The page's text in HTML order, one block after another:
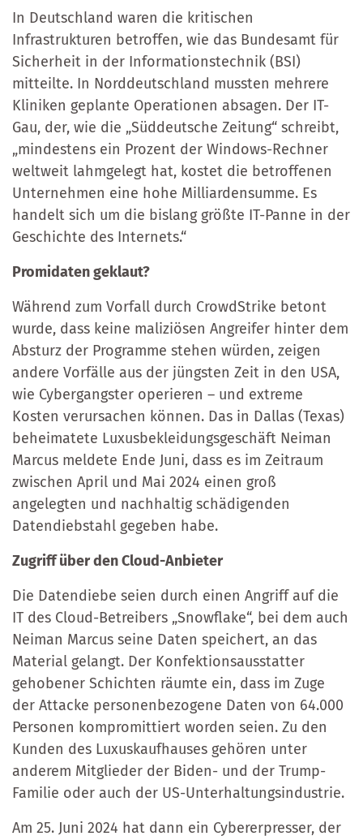
In Deutschland waren die kritischen
Infrastrukturen betroffen, wie das Bundesamt für
Sicherheit in der Informationstechnik (BSI)
mitteilte. In Norddeutschland mussten mehrere
Kliniken geplante Operationen absagen. Der IT-
Gau, der, wie die „Süddeutsche Zeitung“ schreibt,
„mindestens ein Prozent der Windows-Rechner
weltweit lahmgelegt hat, kostet die betroffenen
Unternehmen eine hohe Milliardensumme. Es
handelt sich um die bislang größte IT-Panne in der
Geschichte des Internets.“
Promidaten geklaut?
Während zum Vorfall durch CrowdStrike betont
wurde, dass keine maliziösen Angreifer hinter dem
Absturz der Programme stehen würden, zeigen
andere Vorfälle aus der jüngsten Zeit in den USA,
wie Cybergangster operieren – und extreme
Kosten verursachen können. Das in Dallas (Texas)
beheimatete Luxusbekleidungsgeschäft Neiman
Marcus meldete Ende Juni, dass es im Zeitraum
zwischen April und Mai 2024 einen groß
angelegten und nachhaltig schädigenden
Datendiebstahl gegeben habe.
Zugriff über den Cloud-Anbieter
Die Datendiebe seien durch einen Angriff auf die
IT des Cloud-Betreibers „Snowflake“, bei dem auch
Neiman Marcus seine Daten speichert, an das
Material gelangt. Der Konfektionsausstatter
gehobener Schichten räumte ein, dass im Zuge
der Attacke personenbezogene Daten von 64.000
Personen kompromittiert worden seien. Zu den
Kunden des Luxuskaufhauses gehören unter
anderem Mitglieder der Biden- und der Trump-
Familie oder auch der US-Unterhaltungsindustrie.
Am 25. Juni 2024 hat dann ein Cybererpresser, der